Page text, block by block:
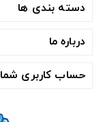
دسته بندی ها
درباره ما
حساب کاربری شما